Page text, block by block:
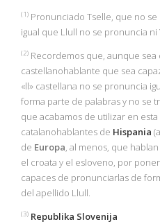
(1) Pronunciado Tselle, que no
igual que Llull no se pronuncia ni
(2) Recordemos que, aunque
castellanohablante que sea
«ll» castellana no se pronuncia
forma parte de palabras y no se
que acabamos de utilizar en esta
catalanohablantes de Hispania
de Europa, al menos, que
el croata y el esloveno, por
capaces de pronunciarlas de
del apellido Llull.
(3) Republika Slovenija